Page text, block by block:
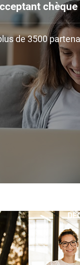
de 3500